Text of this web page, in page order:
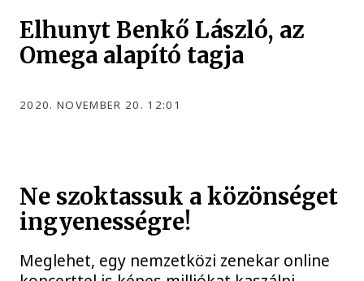
Elhunyt Benkő László, az
Omega alapító tagja
2020. NOVEMBER 20. 12:01
Ne szoktassuk a közönséget
ingyenességre!
Meglehet, egy nemzetközi zenekar online